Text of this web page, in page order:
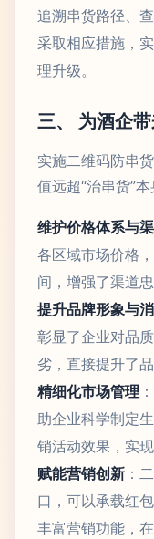
追溯串货路径、
采取相应措施，
理升级。
三、 为酒企
实施二维码防串
值远超“治串货”本
维护价格体系与
各区域市场价格
间，增强了渠道忠
提升品牌形象与
彰显了企业对品
劣，直接提升了
精细化市场管理
助企业科学制定
销活动效果，实现
赋能营销创新 ：
口，可以承载红
丰富营销功能，